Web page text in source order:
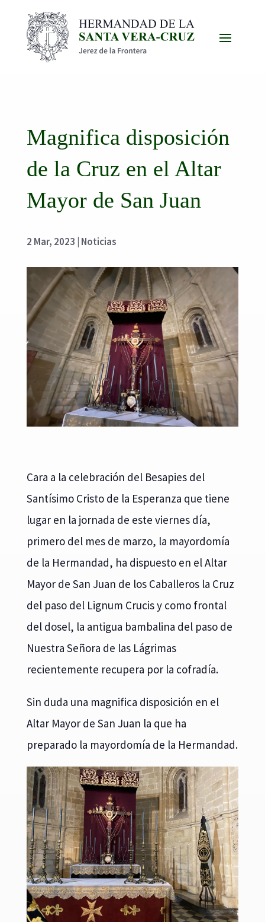
Magnifica disposición
de la Cruz en el Altar
Mayor de San Juan
2 Mar, 2023 Noticias
Cara a la celebración del Besapies del
Santísimo Cristo de la Esperanza que tiene
lugar en la jornada de este viernes día,
primero del mes de marzo, la mayordomía
de la Hermandad, ha dispuesto en el Altar
Mayor de San Juan de los Caballeros la Cruz
del paso del Lignum Crucis y como frontal
del dosel, la antigua bambalina del paso de
Nuestra Señora de las Lágrimas
recientemente recupera por la cofradía.
Sin duda una magnifica disposición en el
Altar Mayor de San Juan la que ha
preparado la mayordomía de la Hermandad.